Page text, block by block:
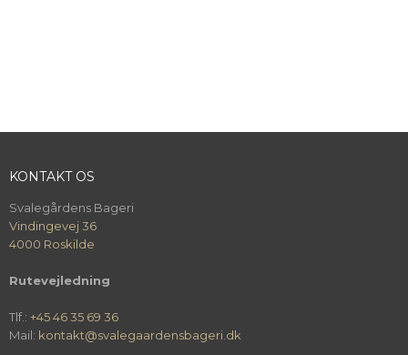
KONTAKT OS
Svalegårdens Bageri
Vindingevej 36
4000 Roskilde
Rutevejledning
Tlf.: +45 46 35 69 36
Mail: kontakt@svalegaardensbageri.dk